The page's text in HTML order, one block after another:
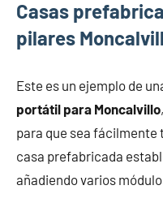
Casas
pilares
Este es un ejemplo de
portátil para Moncalvillo
para que sea
casa prefabricada
añadiendo varios